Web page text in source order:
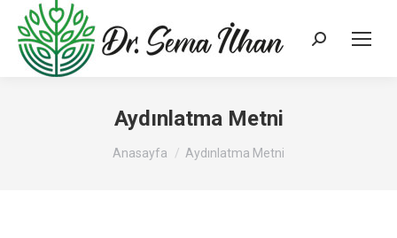
Search:
Aydınlatma Metni
You are here:
Anasayfa Aydınlatma Metni